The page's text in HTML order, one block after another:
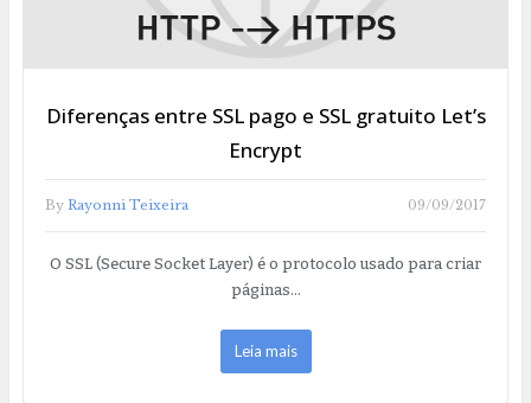
Diferenças entre SSL pago e SSL gratuito Let’s
Encrypt
By Rayonni Teixeira 09/09/2017
O SSL (Secure Socket Layer) é o protocolo usado para criar
páginas…
Leia mais